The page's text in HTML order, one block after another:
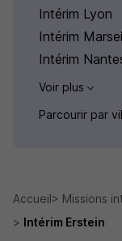
Intérim Lyon
Intérim
Intérim
Voir plus
Parcourir par
Accueil Missions
Intérim Erstein